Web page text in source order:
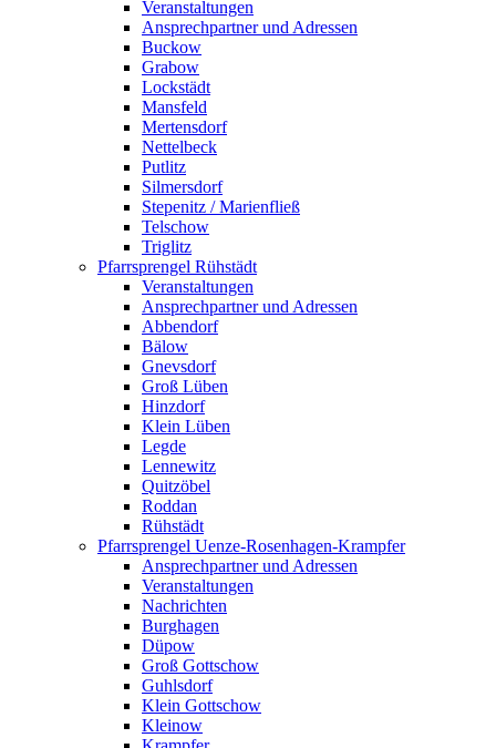
Veranstaltungen
Ansprechpartner und Adressen
Buckow
Grabow
Lockstädt
Mansfeld
Mertensdorf
Nettelbeck
Putlitz
Silmersdorf
Stepenitz / Marienfließ
Telschow
Triglitz
Pfarrsprengel Rühstädt
Veranstaltungen
Ansprechpartner und Adressen
Abbendorf
Bälow
Gnevsdorf
Groß Lüben
Hinzdorf
Klein Lüben
Legde
Lennewitz
Quitzöbel
Roddan
Rühstädt
Pfarrsprengel Uenze-Rosenhagen-Krampfer
Ansprechpartner und Adressen
Veranstaltungen
Nachrichten
Burghagen
Düpow
Groß Gottschow
Guhlsdorf
Klein Gottschow
Kleinow